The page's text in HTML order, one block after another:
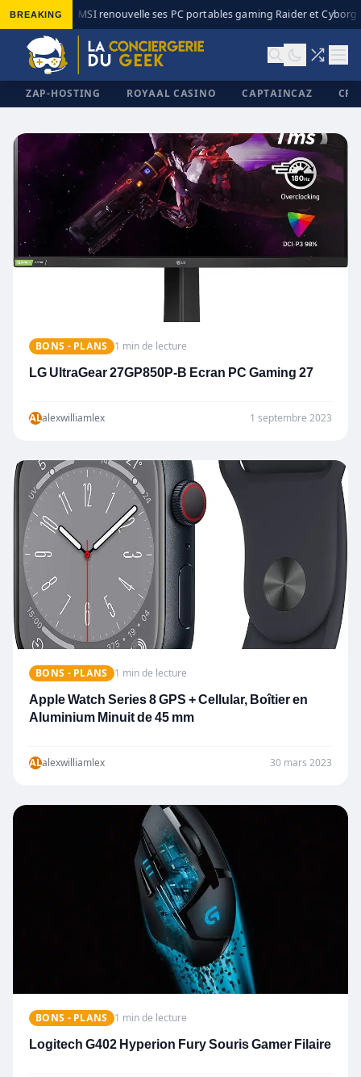
BREAKING◆ MSI renouvelle ses PC portables gaming Raider et Cyborg
ZAP-HOSTING ROYAAL CASINO CAPTAINCAZ
✕
BONS - PLANS 1 min de lecture
LG UltraGear 27GP850P-B Ecran PC Gaming 27
ALalexwilliamlex 1 septembre 2023
BONS - PLANS 1 min de lecture
Apple Watch Series 8 GPS + Cellular, Boîtier en
Aluminium Minuit de 45 mm
ALalexwilliamlex 30 mars 2023
BONS - PLANS 1 min de lecture
Logitech G402 Hyperion Fury Souris Gamer Filaire